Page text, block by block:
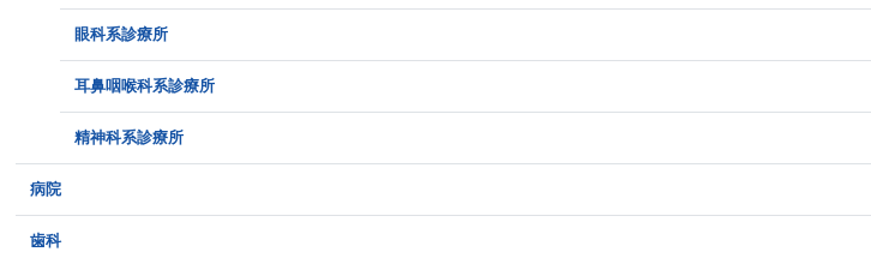
眼科系診療所
耳鼻咽喉科系診療所
精神科系診療所
病院
歯科